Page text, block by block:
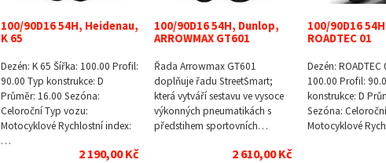
100/90D16 54H, Heidenau,
K 65
Dezén: K 65 Šířka: 100.00 Profil:
90.00 Typ konstrukce: D
Průměr: 16.00 Sezóna:
Celoroční Typ vozu:
Motocyklové Rychlostní index:
…
2 190,00 Kč
100/90D16 54H, Dunlop,
ARROWMAX GT601
Řada Arrowmax GT601
doplňuje řadu StreetSmart;
která vytváří sestavu ve vysoce
výkonných pneumatikách s
předstihem sportovních…
2 610,00 Kč
100/90D16
ROADTEC 01
Dezén: ROADTEC
100.00 Profil:
konstrukce: D
Sezóna:
Motocyklové